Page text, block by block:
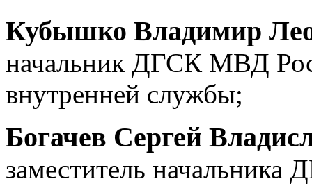
Кубышко Владимир
начальник ДГСК МВД
внутренней службы;
Богачев Сергей
заместитель